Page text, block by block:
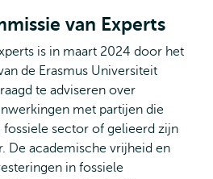
van Experts
is in maart 2024 door het
de Erasmus Universiteit
te adviseren over
met partijen die
fossiele sector of gelieerd zijn
De academische vrijheid en
in fossiele